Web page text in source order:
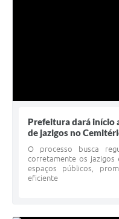
Prefeitura dará início
de jazigos no
O processo busca
corretamente os jazigos
espaços públicos,
eficiente